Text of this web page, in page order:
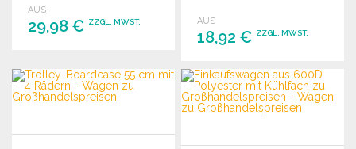
AUS
29,98 € ZZGL. MWST.
Angebot anfordern
AUS
18,92 € ZZGL. MWST.
BESTELLEN
Angebot anfordern